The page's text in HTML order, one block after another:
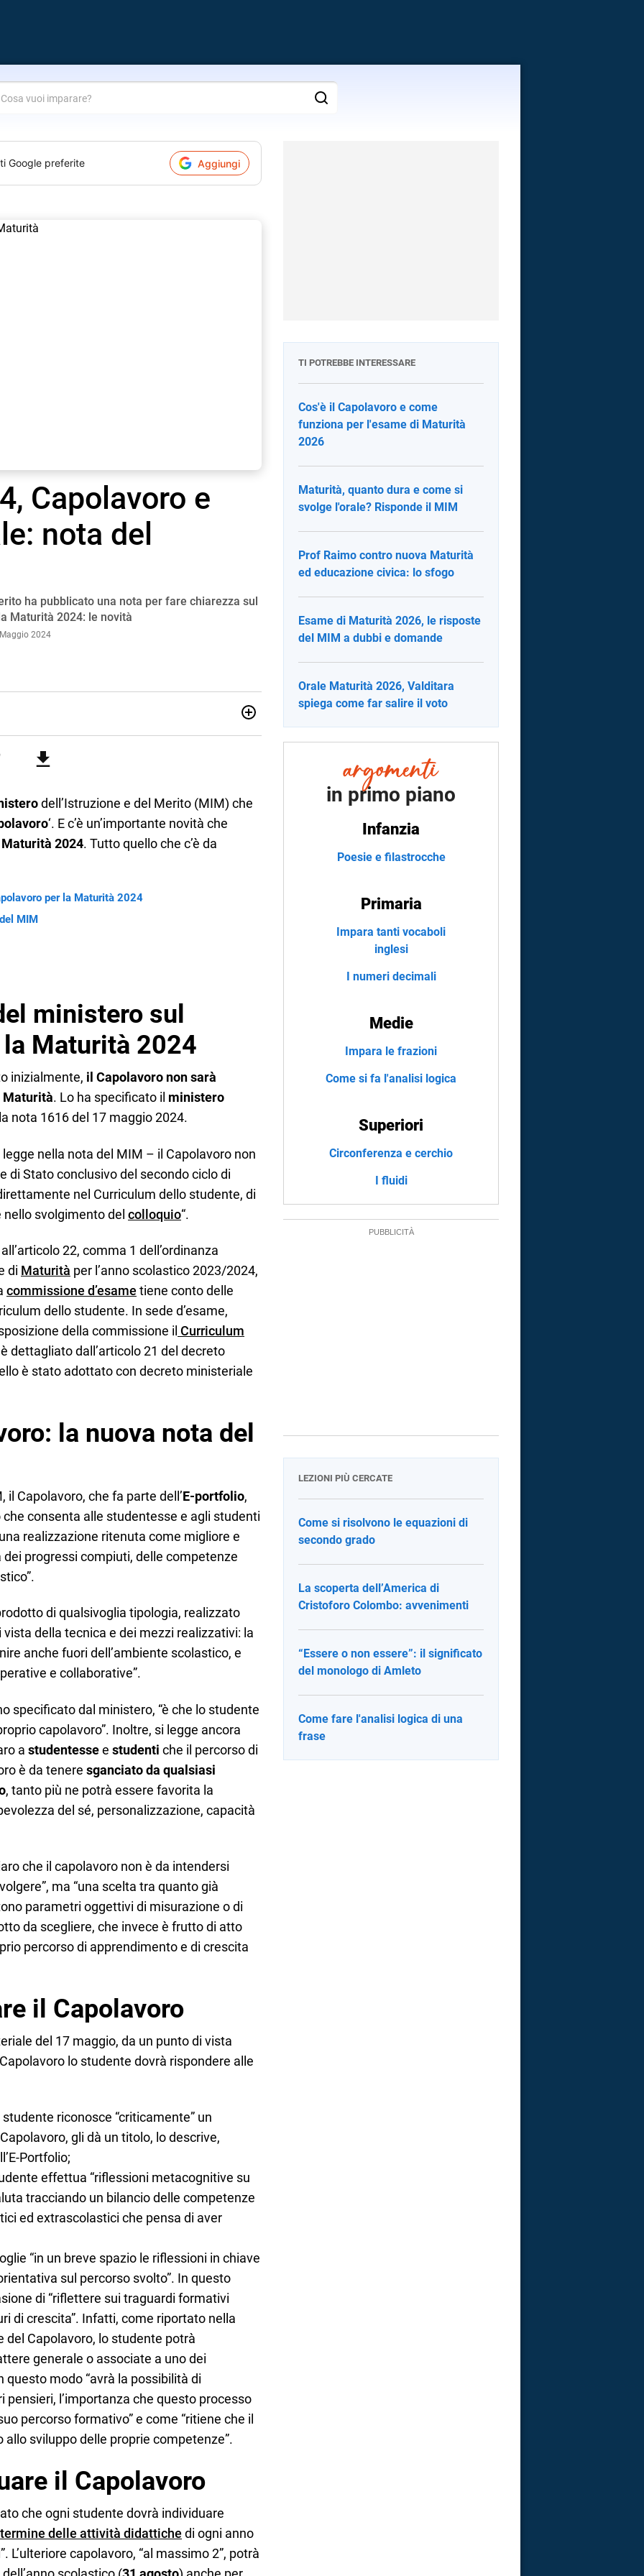
Google preferite Aggiungi
Capolavoro e
nota del
ha pubblicato una nota per fare chiarezza sul
Maturità 2024: le novità
2024
quotidiano, i libri la mia via per evadere e viaggiare con
dell’Istruzione e del Merito (MIM) che
‘. E c’è un’importante novità che
Maturità 2024. Tutto quello che c’è da
per la Maturità 2024
MIM
ministero sul
Maturità 2024
inizialmente, il Capolavoro non sarà
Maturità. Lo ha specificato il ministero
nota 1616 del 17 maggio 2024.
nella nota del MIM – il Capolavoro non
di Stato conclusivo del secondo ciclo di
nel Curriculum dello studente, di
svolgimento del colloquio“.
22, comma 1 dell’ordinanza
di Maturità per l’anno scolastico 2023/2024,
commissione d’esame tiene conto delle
dello studente. In sede d’esame,
della commissione il Curriculum
dettagliato dall’articolo 21 del decreto
è stato adottato con decreto ministeriale
la nuova nota del
Capolavoro, che fa parte dell’E-portfolio,
consenta alle studentesse e agli studenti
realizzazione ritenuta come migliore e
progressi compiuti, delle competenze
di qualsivoglia tipologia, realizzato
della tecnica e dei mezzi realizzativi: la
anche fuori dell’ambiente scolastico, e
e collaborative”.
specificato dal ministero, “è che lo studente
capolavoro”. Inoltre, si legge ancora
a studentessee studenti che il percorso di
è da tenere sganciato da qualsiasi
, tanto più ne potrà essere favorita la
del sé, personalizzazione, capacità
che il capolavoro non è da intendersi
ma “una scelta tra quanto già
parametri oggettivi di misurazione o di
da scegliere, che invece è frutto di atto
percorso di apprendimento e di crescita
il Capolavoro
del 17 maggio, da un punto di vista
lo studente dovrà rispondere alle
studente riconosce “criticamente” un
gli dà un titolo, lo descrive,
Portfolio;
effettua “riflessioni metacognitive su
tracciando un bilancio delle competenze
ed extrascolastici che pensa di aver
“in un breve spazio le riflessioni in chiave
sul percorso svolto”. In questo
di “riflettere sui traguardi formativi
di crescita”. Infatti, come riportato nella
del Capolavoro, lo studente potrà
generale o associate a uno dei
questo modo “avrà la possibilità di
l’importanza che questo processo
percorso formativo” e come “ritiene che il
sviluppo delle proprie competenze”.
il Capolavoro
che ogni studente dovrà individuare
termine delle attività didattiche di ogni anno
L’ulteriore capolavoro, “al massimo 2”, potrà
TI POTREBBE INTERESSARE
Cos'è il Capolavoro e come
funziona per l'esame di Maturità
2026
Maturità, quanto dura e come si
svolge l'orale? Risponde il MIM
Prof Raimo contro nuova Maturità
ed educazione civica: lo sfogo
Esame di Maturità 2026, le risposte
del MIM a dubbi e domande
Orale Maturità 2026, Valditara
spiega come far salire il voto
in primo piano
Infanzia
Poesie e filastrocche
Primaria
Impara tanti vocaboli
inglesi
I numeri decimali
Medie
Impara le frazioni
Come si fa l'analisi logica
Superiori
Circonferenza e cerchio
I fluidi
LEZIONI PIÙ CERCATE
Come si risolvono le equazioni di
secondo grado
La scoperta dell’America di
Cristoforo Colombo: avvenimenti
“Essere o non essere”: il significato
del monologo di Amleto
Come fare l'analisi logica di una
frase